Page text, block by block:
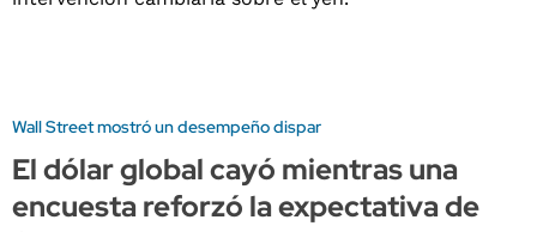
Wall Street mostró un desempeño dispar
El dólar global cayó mientras una
encuesta reforzó la expectativa de